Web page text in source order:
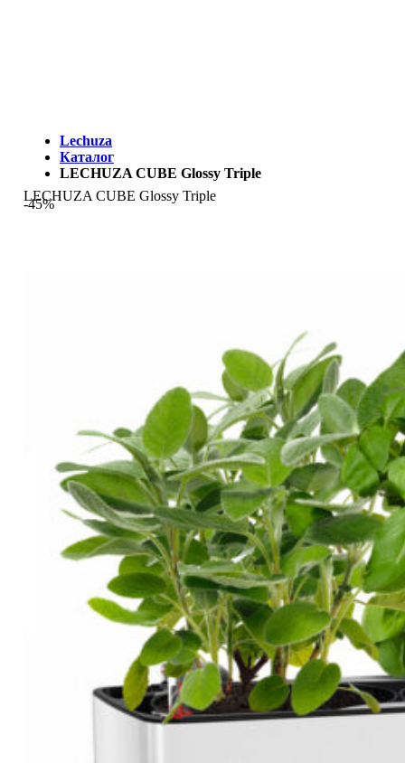
Lechuza
Каталог
LECHUZA CUBE Glossy Triple
LECHUZA CUBE Glossy Triple
-45%